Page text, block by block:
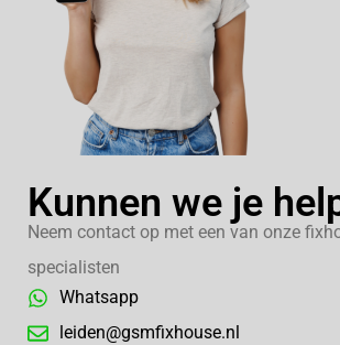
Kunnen we je
Neem contact op met een van onze
specialisten
Whatsapp
leiden@gsmfixhouse.nl